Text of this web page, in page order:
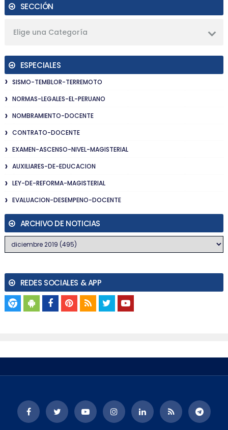
SECCIÓN
Elige una Categoría
ESPECIALES
SISMO-TEMBLOR-TERREMOTO
NORMAS-LEGALES-EL-PERUANO
NOMBRAMIENTO-DOCENTE
CONTRATO-DOCENTE
EXAMEN-ASCENSO-NIVEL-MAGISTERIAL
AUXILIARES-DE-EDUCACION
LEY-DE-REFORMA-MAGISTERIAL
EVALUACION-DESEMPENO-DOCENTE
ARCHIVO DE NOTICIAS
REDES SOCIALES & APP